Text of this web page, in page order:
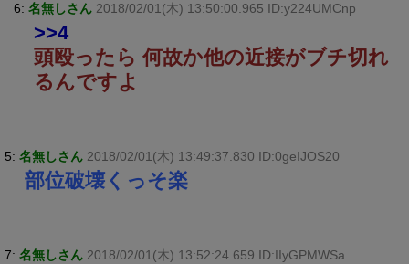
6: 名無しさん 2018/02/01(木) 13:50:00.965 ID:y224UMCnp
>>4
頭殴ったら 何故か他の近接がブチ切れ
るんですよ
5: 名無しさん 2018/02/01(木) 13:49:37.830 ID:0geIJOS20
部位破壊くっそ楽
7: 名無しさん 2018/02/01(木) 13:52:24.659 ID:IIyGPMWSa